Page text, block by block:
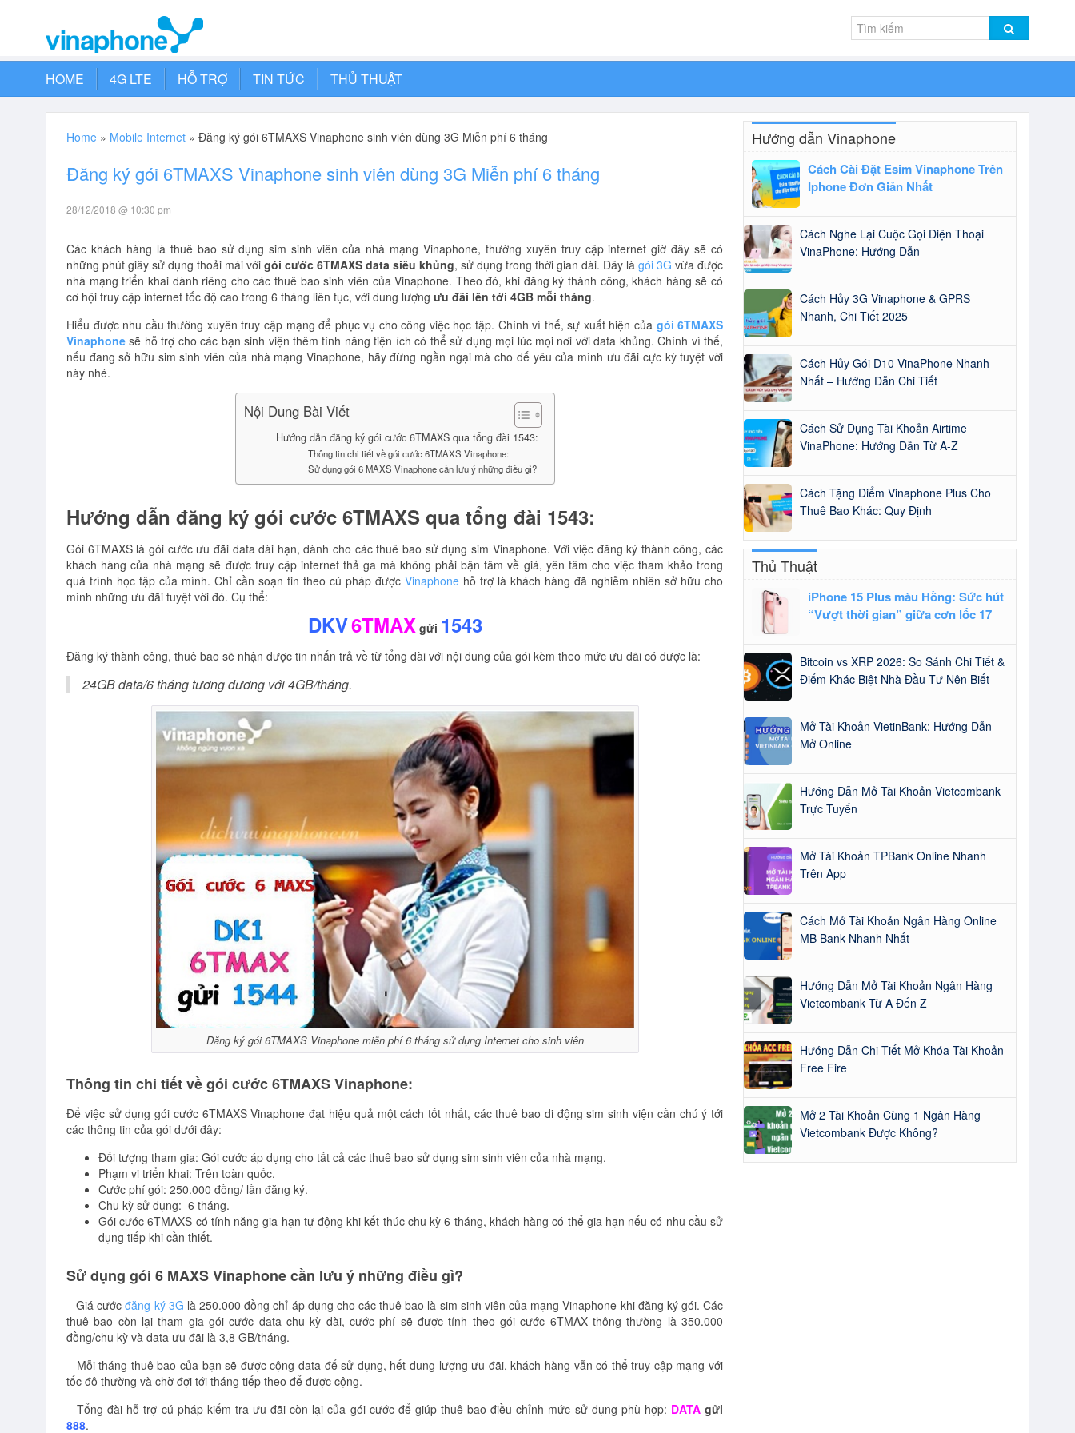
HOME 4G LTE HỖ TRỢ TIN TỨC THỦ THUẬT
Home » Mobile Internet » Đăng ký gói 6TMAXS Vinaphone sinh viên dùng 3G Miễn phí 6 tháng
Đăng ký gói 6TMAXS Vinaphone sinh viên dùng 3G Miễn phí 6 tháng
28/12/2018 @ 10:30 pm
Các khách hàng là thuê bao sử dụng sim sinh viên của nhà mạng Vinaphone, thường xuyên truy cập internet giờ đây sẽ có
những phút giây sử dụng thoải mái vớigói cước 6TMAXS data siêu khủng, sử dụng trong thời gian dài. Đây làgói 3G vừa được
nhà mạng triển khai dành riêng cho các thuê bao sinh viên của Vinaphone. Theo đó, khi đăng ký thành công, khách hàng sẽ có
cơ hội truy cập internet tốc độ cao trong 6 tháng liên tục, với dung lượng ưu đãi lên tới 4GB mỗi tháng.
Hiểu được nhu cầu thường xuyên truy cập mạng để phục vụ cho công việc học tập. Chính vì thế, sự xuất hiện của gói 6TMAXS
Vinaphone sẽ hỗ trợ cho các bạn sinh viện thêm tính năng tiện ích có thể sử dụng mọi lúc mọi nơi với data khủng. Chính vì thế,
nếu đang sở hữu sim sinh viên của nhà mạng Vinaphone, hãy đừng ngần ngại mà cho dế yêu của mình ưu đãi cực kỳ tuyệt vời
này nhé.
Nội Dung Bài Viết
Hướng dẫn đăng ký gói cước 6TMAXS qua tổng đài 1543:
Thông tin chi tiết về gói cước 6TMAXS Vinaphone:
Sử dụng gói 6 MAXS Vinaphone cần lưu ý những điều gì?
Hướng dẫn đăng ký gói cước 6TMAXS qua tổng đài 1543:
Gói 6TMAXS là gói cước ưu đãi data dài hạn, dành cho các thuê bao sử dụng sim Vinaphone. Với việc đăng ký thành công, các
khách hàng của nhà mạng sẽ được truy cập internet thả ga mà không phải bận tâm về giá, yên tâm cho việc tham khảo trong
quá trình học tập của mình. Chỉ cần soạn tin theo cú pháp đượcVinaphone hỗ trợ là khách hàng đã nghiễm nhiên sở hữu cho
mình những ưu đãi tuyệt vời đó. Cụ thể:
DKV6TMAX gửi 1543
Đăng ký thành công, thuê bao sẽ nhận được tin nhắn trả về từ tổng đài với nội dung của gói kèm theo mức ưu đãi có được là:
24GB data/6 tháng tương đương với 4GB/tháng.
Đăng ký gói 6TMAXS Vinaphone miễn phí 6 tháng sử dụng Internet cho sinh viên
Thông tin chi tiết về gói cước 6TMAXS Vinaphone:
Để việc sử dụng gói cước 6TMAXS Vinaphone đạt hiệu quả một cách tốt nhất, các thuê bao di động sim sinh viện cần chú ý tới
các thông tin của gói dưới đây:
Đối tượng tham gia: Gói cước áp dụng cho tất cả các thuê bao sử dụng sim sinh viên của nhà mạng.
Phạm vi triển khai: Trên toàn quốc.
Cước phí gói: 250.000 đồng/ lần đăng ký.
Chu kỳ sử dụng: 6 tháng.
Gói cước 6TMAXS có tính năng gia hạn tự động khi kết thúc chu kỳ 6 tháng, khách hàng có thể gia hạn nếu có nhu cầu sử
dụng tiếp khi cần thiết.
Sử dụng gói 6 MAXS Vinaphone cần lưu ý những điều gì?
– Giá cướcđăng ký 3G là 250.000 đồng chỉ áp dụng cho các thuê bao là sim sinh viên của mạng Vinaphone khi đăng ký gói. Các
thuê bao còn lại tham gia gói cước data chu kỳ dài, cước phí sẽ được tính theo gói cước 6TMAX thông thường là 350.000
đồng/chu kỳ và data ưu đãi là 3,8 GB/tháng.
– Mỗi tháng thuê bao của bạn sẽ được cộng data để sử dụng, hết dung lượng ưu đãi, khách hàng vẫn có thể truy cập mạng với
tốc đô thường và chờ đợi tới tháng tiếp theo để được cộng.
– Tổng đài hỗ trợ cú pháp kiểm tra ưu đãi còn lại của gói cước để giúp thuê bao điều chỉnh mức sử dụng phù hợp: DATAgửi
888.
Hướng dẫn Vinaphone
Cách Cài Đặt Esim Vinaphone Trên
Iphone Đơn Giản Nhất
Cách Nghe Lại Cuộc Gọi Điện Thoại
VinaPhone: Hướng Dẫn
Cách Hủy 3G Vinaphone & GPRS
Nhanh, Chi Tiết 2025
Cách Hủy Gói D10 VinaPhone Nhanh
Nhất – Hướng Dẫn Chi Tiết
Cách Sử Dụng Tài Khoản Airtime
VinaPhone: Hướng Dẫn Từ A-Z
Cách Tặng Điểm Vinaphone Plus Cho
Thuê Bao Khác: Quy Định
Thủ Thuật
iPhone 15 Plus màu Hồng: Sức hút
“Vượt thời gian” giữa cơn lốc 17
Bitcoin vs XRP 2026: So Sánh Chi Tiết &
Điểm Khác Biệt Nhà Đầu Tư Nên Biết
Mở Tài Khoản VietinBank: Hướng Dẫn
Mở Online
Hướng Dẫn Mở Tài Khoản Vietcombank
Trực Tuyến
Mở Tài Khoản TPBank Online Nhanh
Trên App
Cách Mở Tài Khoản Ngân Hàng Online
MB Bank Nhanh Nhất
Hướng Dẫn Mở Tài Khoản Ngân Hàng
Vietcombank Từ A Đến Z
Hướng Dẫn Chi Tiết Mở Khóa Tài Khoản
Free Fire
Mở 2 Tài Khoản Cùng 1 Ngân Hàng
Vietcombank Được Không?